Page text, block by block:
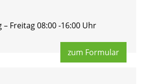
– Frei­tag 08:00 -16:00 Uhr
zum For­mu­lar